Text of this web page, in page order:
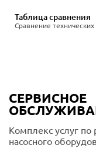
Сравнение
Таблица сравнения
СЕРВИСНОЕ
Комплекс услуг по
насосного